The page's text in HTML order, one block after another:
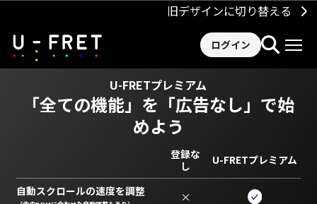
旧デザインに切り替える
ログイン
U-FRETプレミアム
「全ての機能」を 「広告なし」で始
めよう
登録な
し
U-FRETプレミアム
自動スクロールの速度を調整 ×